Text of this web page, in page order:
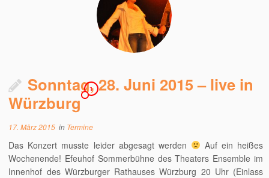
Sonntag, 28. Juni 2015 – live in
Würzburg
1
17. März 2015 in Termine
Das Konzert musste leider abgesagt werden
Auf ein heißes
Wochenende! Efeuhof Sommerbühne des Theaters Ensemble im
Innenhof des Würzburger Rathauses Würzburg 20 Uhr (Einlass